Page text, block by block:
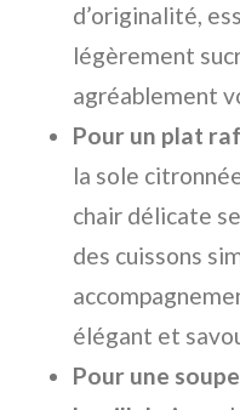
d’originalité,
légèrement
agréablement
Pour un plat
la sole
chair délicate
des cuissons
élégant et
Pour une